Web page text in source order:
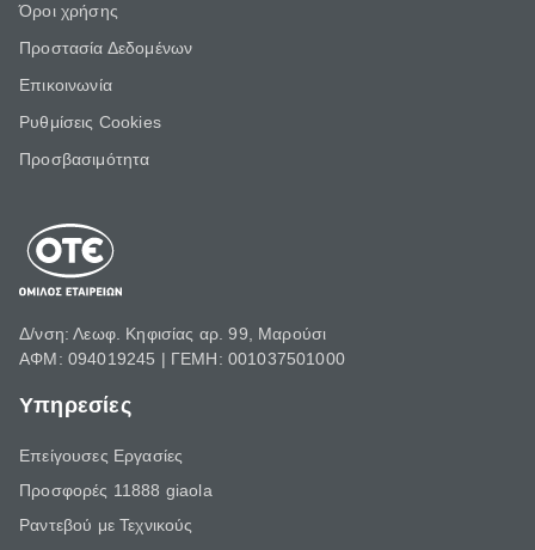
Όροι χρήσης
Προστασία Δεδομένων
Επικοινωνία
Ρυθμίσεις Cookies
Προσβασιμότητα
Δ/νση: Λεωφ. Κηφισίας αρ. 99, Μαρούσι
ΑΦΜ: 094019245 | ΓΕΜΗ: 001037501000
Υπηρεσίες
Επείγουσες Εργασίες
Προσφορές 11888 giaola
Ραντεβού με Τεχνικούς